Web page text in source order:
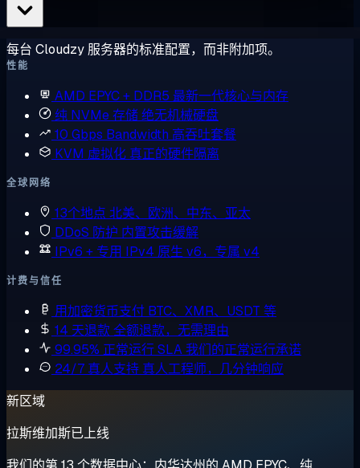
每台 Cloudzy 服务器的标准配置，而非附加项。
性能
AMD EPYC + DDR5 最新一代核心与内存
纯 NVMe 存储绝无机械硬盘
10 Gbps Bandwidth 高吞吐套餐
KVM 虚拟化 真正的硬件隔离
全球网络
13个地点 北美、欧洲、中东、亚太
DDoS 防护 内置攻击缓解
IPv6 + 专用 IPv4 原生 v6，专属 v4
计费与信任
用加密货币支付 BTC、XMR、USDT 等
14 天退款全额退款，无需理由
99.95% 正常运行 SLA我们的正常运行承诺
24/7 真人支持 真人工程师，几分钟响应
新区域
拉斯维加斯已上线